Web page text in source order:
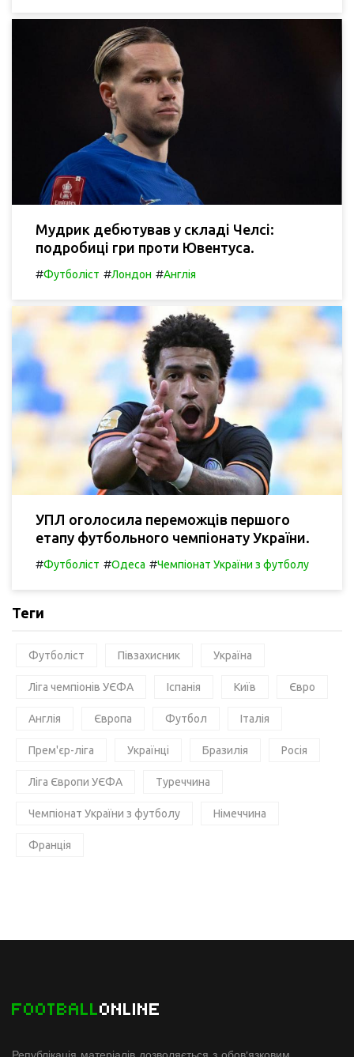
Мудрик дебютував у складі Челсі:
подробиці гри проти Ювентуса.
#Футболіст #Лондон #Англія
УПЛ оголосила переможців першого
етапу футбольного чемпіонату України.
#Футболіст #Одеса #Чемпіонат України з футболу
Теги
Футболіст Півзахисник Україна
Ліга чемпіонів УЄФА Іспанія Київ Євро
Англія Європа Футбол Італія
Прем'єр-ліга Українці Бразилія Росія
Ліга Європи УЄФА Туреччина
Чемпіонат України з футболу Німеччина
Франція
FOOTBALLONLINE
Републікація матеріалів дозволяється з обов'язковим